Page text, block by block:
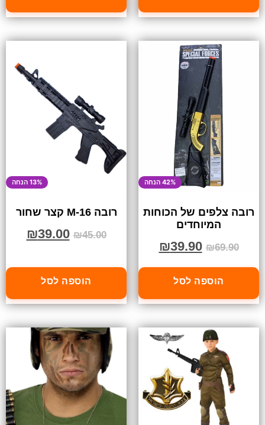
42% הנחה
רובה צלפים של הכוחות
המיוחדים
₪69.90
₪39.90
הוספה לסל
13% הנחה
רובה M-16 קצר שחור
₪45.00
₪39.00
הוספה לסל